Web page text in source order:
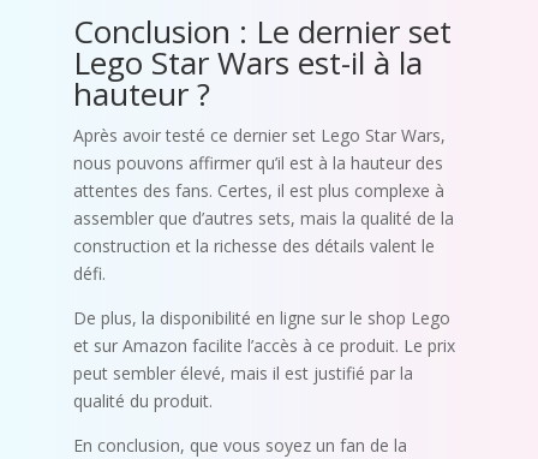
Conclusion : Le dernier set
Lego Star Wars est-il à la
hauteur ?
Après avoir testé ce dernier set Lego Star Wars,
nous pouvons affirmer qu’il est à la hauteur des
attentes des fans. Certes, il est plus complexe à
assembler que d’autres sets, mais la qualité de la
construction et la richesse des détails valent le
défi.
De plus, la disponibilité en ligne sur le shop Lego
et sur Amazon facilite l’accès à ce produit. Le prix
peut sembler élevé, mais il est justifié par la
qualité du produit.
En conclusion, que vous soyez un fan de la